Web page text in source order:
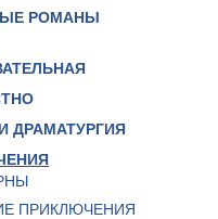
РОМАНЫ
ДРАМАТУРГИЯ
ПРИКЛЮЧЕНИЯ